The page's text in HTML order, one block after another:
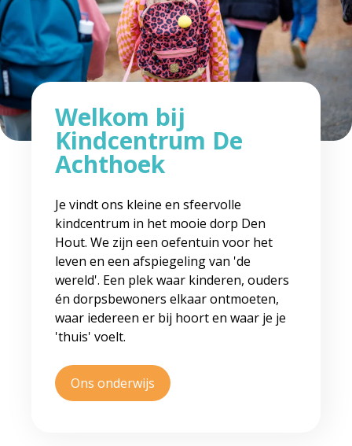
Welkom bij
Kindcentrum De
Achthoek
Je vindt ons kleine en sfeervolle
kindcentrum in het mooie dorp Den
Hout. We zijn een oefentuin voor het
leven en een afspiegeling van 'de
wereld'. Een plek waar kinderen, ouders
én dorpsbewoners elkaar ontmoeten,
waar iedereen er bij hoort en waar je je
'thuis' voelt.
Ons onderwijs